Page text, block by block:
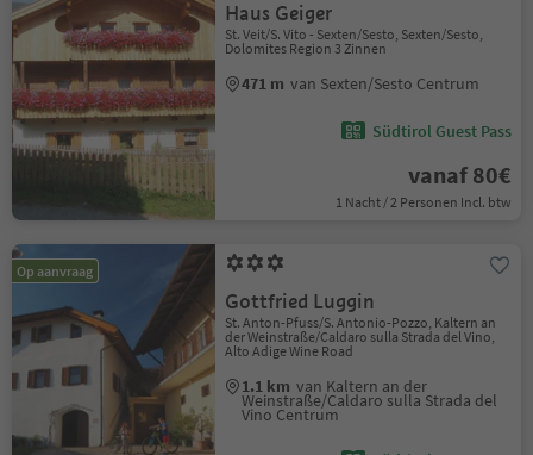
Haus Geiger
St. Veit/S. Vito - Sexten/Sesto, Sexten/Sesto,
Dolomites Region 3 Zinnen
471 m van Sexten/Sesto Centrum
Südtirol Guest Pass
vanaf 80€
1 Nacht / 2 Personen Incl. btw
Op aanvraag
Gottfried Luggin
St. Anton-Pfuss/S. Antonio-Pozzo, Kaltern an
der Weinstraße/Caldaro sulla Strada del Vino,
Alto Adige Wine Road
1.1 km van Kaltern an der
Weinstraße/Caldaro sulla Strada del
Vino Centrum